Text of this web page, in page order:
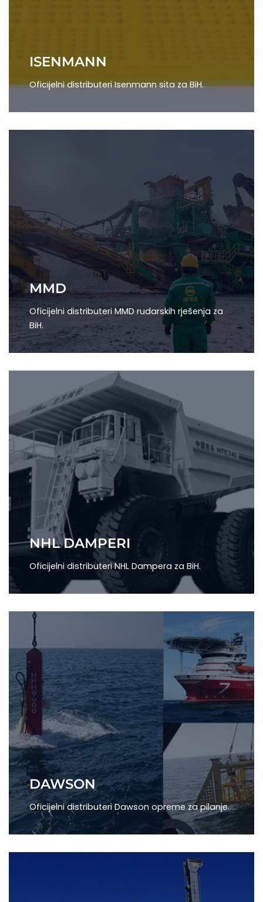
ISENMANN
Oficijelni distributeri Isenmann sita za BiH.
MMD
Oficijelni distributeri MMD rudarskih rješenja za
BiH.
NHL DAMPERI
Oficijelni distributeri NHL Dampera za BiH.
DAWSON
Oficijelni distributeri Dawson opreme za pilanje.